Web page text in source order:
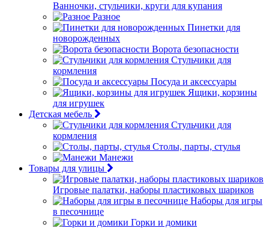
Ванночки, стульчики, круги для купания
Разное
Пинетки для
новорожденных
Ворота безопасности
Стульчики для
кормления
Посуда и аксессуары
Ящики, корзины
для игрушек
Детская мебель
Стульчики для
кормления
Столы, парты, стулья
Манежи
Товары для улицы
Игровые палатки, наборы пластиковых шариков
Наборы для игры
в песочнице
Горки и домики